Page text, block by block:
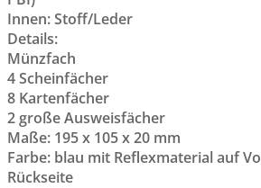
Innen: Stoff/Leder
Details:
Münzfach
4 Scheinfächer
8 Kartenfächer
2 große Ausweisfächer
Maße: 195 x 105 x 20 mm
Farbe: blau mit Reflexmaterial auf
Rückseite